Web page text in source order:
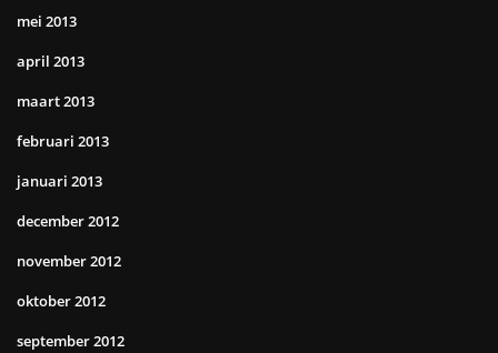
mei 2013
april 2013
maart 2013
februari 2013
januari 2013
december 2012
november 2012
oktober 2012
september 2012